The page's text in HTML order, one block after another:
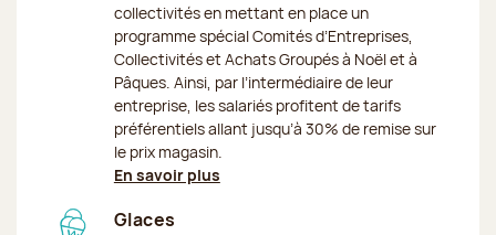
collectivités en mettant en place un
programme spécial Comités d’Entreprises,
Collectivités et Achats Groupés à Noël et à
Pâques. Ainsi, par l’intermédiaire de leur
entreprise, les salariés profitent de tarifs
préférentiels allant jusqu’à 30% de remise sur
le prix magasin.
En savoir plus
Glaces